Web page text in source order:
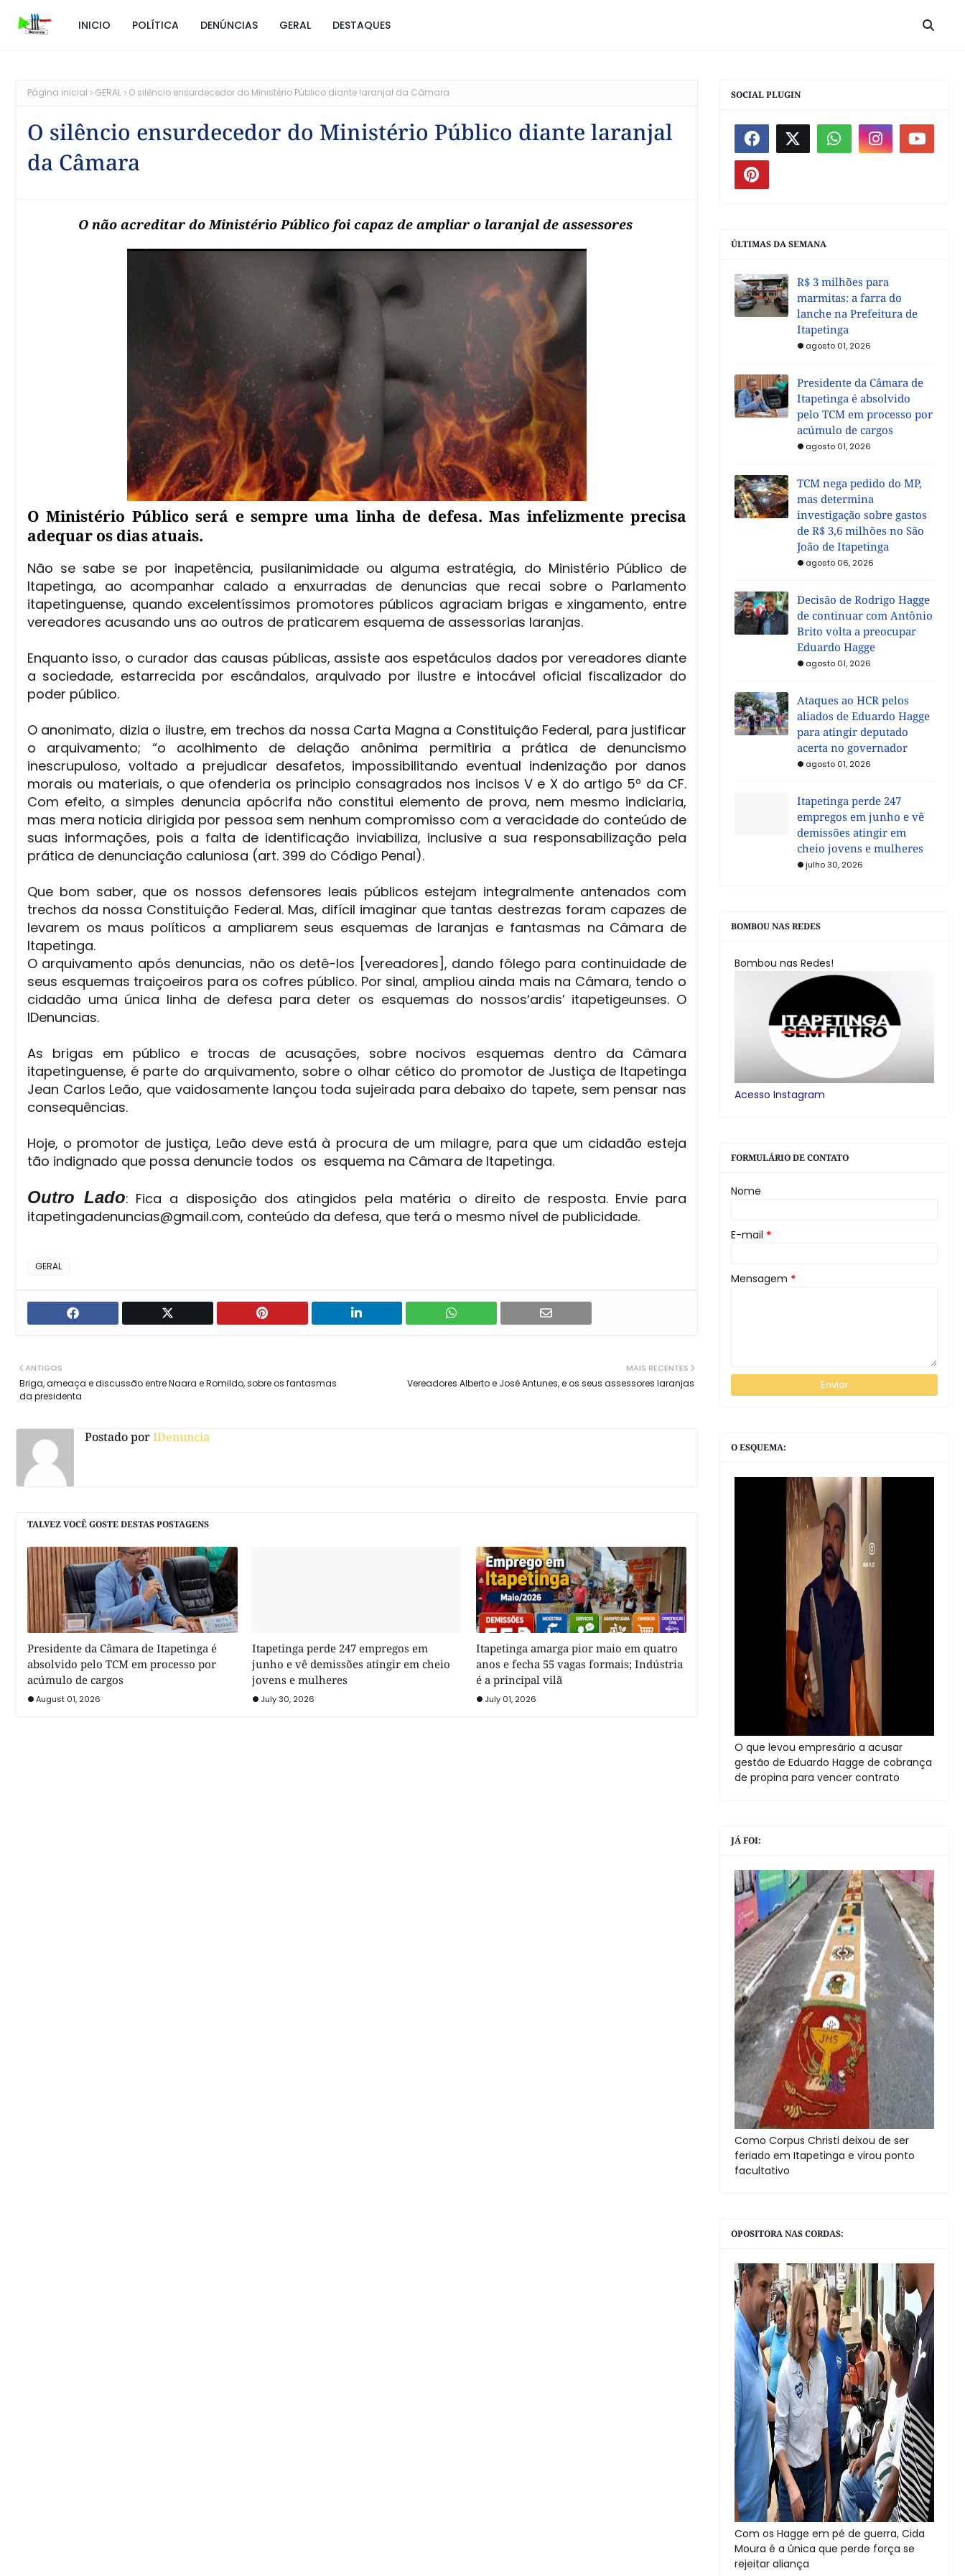
INICIO POLÍTICA DENÚNCIAS GERAL DESTAQUES
Página inicial GERAL O silêncio ensurdecedor do Ministério Público diante laranjal da Câmara
O silêncio ensurdecedor do Ministério Público diante laranjal
da Câmara
O não acreditar do Ministério Público foi capaz de ampliar o laranjal de assessores
O Ministério Público será e sempre uma linha de defesa. Mas infelizmente precisa
adequar os dias atuais.
Não se sabe se por inapetência, pusilanimidade ou alguma estratégia, do Ministério Público de
Itapetinga, ao acompanhar calado a enxurradas de denuncias que recai sobre o Parlamento
itapetinguense, quando excelentíssimos promotores públicos agraciam brigas e xingamento, entre
vereadores acusando uns ao outros de praticarem esquema de assessorias laranjas.
Enquanto isso, o curador das causas públicas, assiste aos espetáculos dados por vereadores diante
a sociedade, estarrecida por escândalos, arquivado por ilustre e intocável oficial fiscalizador do
poder público.
O anonimato, dizia o ilustre, em trechos da nossa Carta Magna a Constituição Federal, para justificar
o arquivamento; “o acolhimento de delação anônima permitiria a prática de denuncismo
inescrupuloso, voltado a prejudicar desafetos, impossibilitando eventual indenização por danos
morais ou materiais, o que ofenderia os principio consagrados nos incisos V e X do artigo 5º da CF.
Com efeito, a simples denuncia apócrifa não constitui elemento de prova, nem mesmo indiciaria,
mas mera noticia dirigida por pessoa sem nenhum compromisso com a veracidade do conteúdo de
suas informações, pois a falta de identificação inviabiliza, inclusive a sua responsabilização pela
prática de denunciação caluniosa (art. 399 do Código Penal).
Que bom saber, que os nossos defensores leais públicos estejam integralmente antenados com
trechos da nossa Constituição Federal. Mas, difícil imaginar que tantas destrezas foram capazes de
levarem os maus políticos a ampliarem seus esquemas de laranjas e fantasmas na Câmara de
Itapetinga.
O arquivamento após denuncias, não os detê-los [vereadores], dando fôlego para continuidade de
seus esquemas traiçoeiros para os cofres público. Por sinal, ampliou ainda mais na Câmara, tendo o
cidadão uma única linha de defesa para deter os esquemas do nossos‘ardis’ itapetigeunses. O
IDenuncias.
As brigas em público e trocas de acusações, sobre nocivos esquemas dentro da Câmara
itapetinguense, é parte do arquivamento, sobre o olhar cético do promotor de Justiça de Itapetinga
Jean Carlos Leão, que vaidosamente lançou toda sujeirada para debaixo do tapete, sem pensar nas
consequências.
Hoje, o promotor de justiça, Leão deve está à procura de um milagre, para que um cidadão esteja
tão indignado que possa denuncie todos os esquema na Câmara de Itapetinga.
Outro Lado: Fica a disposição dos atingidos pela matéria o direito de resposta. Envie para
itapetingadenuncias@gmail.com, conteúdo da defesa, que terá o mesmo nível de publicidade.
GERAL
MAIS RECENTES
Vereadores Alberto e José Antunes, e os seus assessores laranjas
ANTIGOS
Briga, ameaça e discussão entre Naara e Romildo, sobre os fantasmas
da presidenta
Postado porIDenuncia
TALVEZ VOCÊ GOSTE DESTAS POSTAGENS
Presidente da Câmara de Itapetinga é
absolvido pelo TCM em processo por
acúmulo de cargos
August 01, 2026
Itapetinga perde 247 empregos em
junho e vê demissões atingir em cheio
jovens e mulheres
July 30, 2026
Itapetinga amarga pior maio em quatro
anos e fecha 55 vagas formais; Indústria
é a principal vilã
July 01, 2026
SOCIAL PLUGIN
ÚLTIMAS DA SEMANA
R$ 3 milhões para
marmitas: a farra do
lanche na Prefeitura de
Itapetinga
agosto 01, 2026
Presidente da Câmara de
Itapetinga é absolvido
pelo TCM em processo por
acúmulo de cargos
agosto 01, 2026
TCM nega pedido do MP,
mas determina
investigação sobre gastos
de R$ 3,6 milhões no São
João de Itapetinga
agosto 06, 2026
Decisão de Rodrigo Hagge
de continuar com Antônio
Brito volta a preocupar
Eduardo Hagge
agosto 01, 2026
Ataques ao HCR pelos
aliados de Eduardo Hagge
para atingir deputado
acerta no governador
agosto 01, 2026
Itapetinga perde 247
empregos em junho e vê
demissões atingir em
cheio jovens e mulheres
julho 30, 2026
BOMBOU NAS REDES
Bombou nas Redes!
Acesso Instagram
FORMULÁRIO DE CONTATO
Nome
E-mail *
Mensagem *
O ESQUEMA:
O que levou empresário a acusar
gestão de Eduardo Hagge de cobrança
de propina para vencer contrato
JÁ FOI:
Como Corpus Christi deixou de ser
feriado em Itapetinga e virou ponto
facultativo
OPOSITORA NAS CORDAS:
Com os Hagge em pé de guerra, Cida
Moura é a única que perde força se
rejeitar aliança